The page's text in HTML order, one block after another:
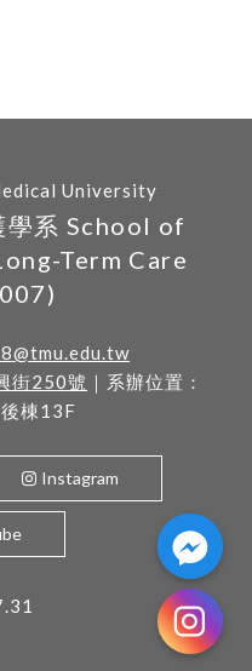
University
學系 School of
Term Care
街250號 ｜系辦位置：
棟13F
Instagram